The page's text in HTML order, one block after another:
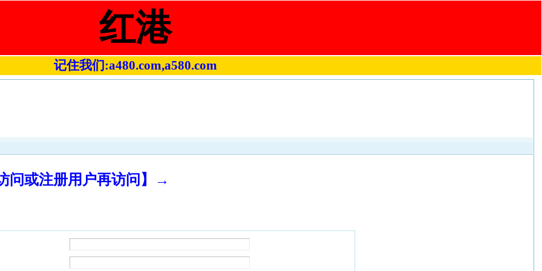
红港
记住我们:a480.com,a580.com
问或注册用户再访问】→